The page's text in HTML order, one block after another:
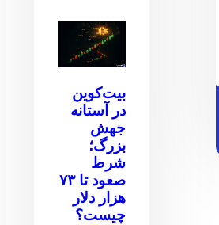
بیت‌کوین
در آستانه
جهش
بزرگ؛
شرط
صعود تا ۷۳
هزار دلار
چیست؟